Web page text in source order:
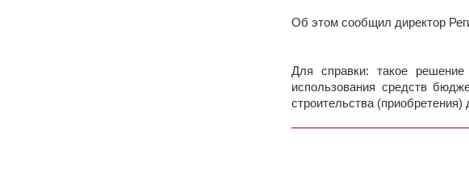
Об этом сообщил директор
Для справки: такое
использования средств
строительства